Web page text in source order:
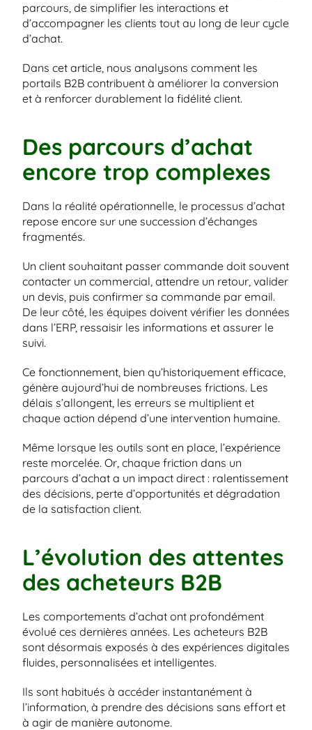
parcours, de simplifier les interactions et
d’accompagner les clients tout au long de leur cycle
d’achat.
Dans cet article, nous analysons comment les
portails B2B contribuent à améliorer la conversion
et à renforcer durablement la fidélité client.
Des parcours d’achat
encore trop complexes
Dans la réalité opérationnelle, le processus d’achat
repose encore sur une succession d’échanges
fragmentés.
Un client souhaitant passer commande doit souvent
contacter un commercial, attendre un retour, valider
un devis, puis confirmer sa commande par email.
De leur côté, les équipes doivent vérifier les données
dans l’ERP, ressaisir les informations et assurer le
suivi.
Ce fonctionnement, bien qu’historiquement efficace,
génère aujourd’hui de nombreuses frictions. Les
délais s’allongent, les erreurs se multiplient et
chaque action dépend d’une intervention humaine.
Même lorsque les outils sont en place, l’expérience
reste morcelée. Or, chaque friction dans un
parcours d’achat a un impact direct : ralentissement
des décisions, perte d’opportunités et dégradation
de la satisfaction client.
L’évolution des attentes
des acheteurs B2B
Les comportements d’achat ont profondément
évolué ces dernières années. Les acheteurs B2B
sont désormais exposés à des expériences digitales
fluides, personnalisées et intelligentes.
Ils sont habitués à accéder instantanément à
l’information, à prendre des décisions sans effort et
à agir de manière autonome.